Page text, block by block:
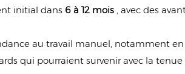
initial dans 6 à 12 mois , avec des
au travail manuel, notamment
qui pourraient survenir avec la